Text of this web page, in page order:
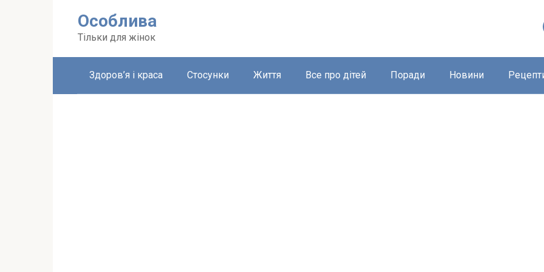
Особлива
Тільки для жінок
Здоров’я і краса Стосунки Життя Все про дітей Поради Новини